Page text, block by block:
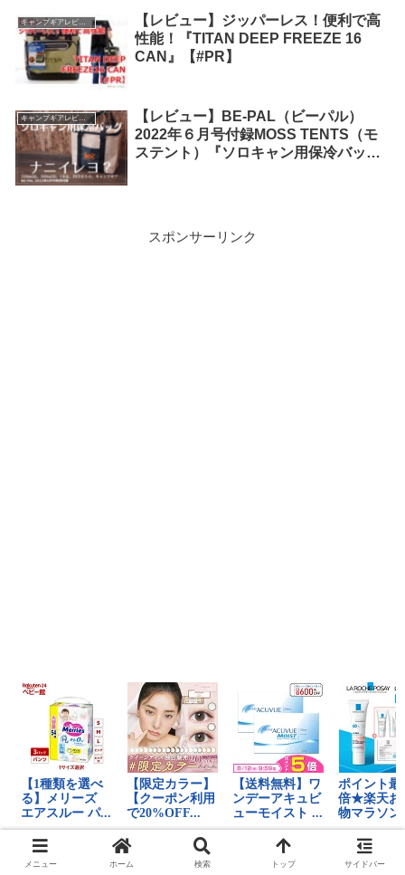
キャンプギアレビュー
【レビュー】ジッパーレス！便利で高
性能！『TITAN DEEP FREEZE 16
CAN』【#PR】
キャンプギアレビュー
【レビュー】BE-PAL（ビーパル）
2022年６月号付録MOSS TENTS（モ
ステント）『ソロキャン用保冷バッ
スポンサーリンク
メニュー ホーム 検索 トップ サイドバー